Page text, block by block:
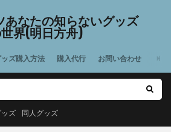
あなたの知らないグッズ
界(明日方舟)
ズ購入方法 購入代行 お問い合わせ
ズ 同人グッズ